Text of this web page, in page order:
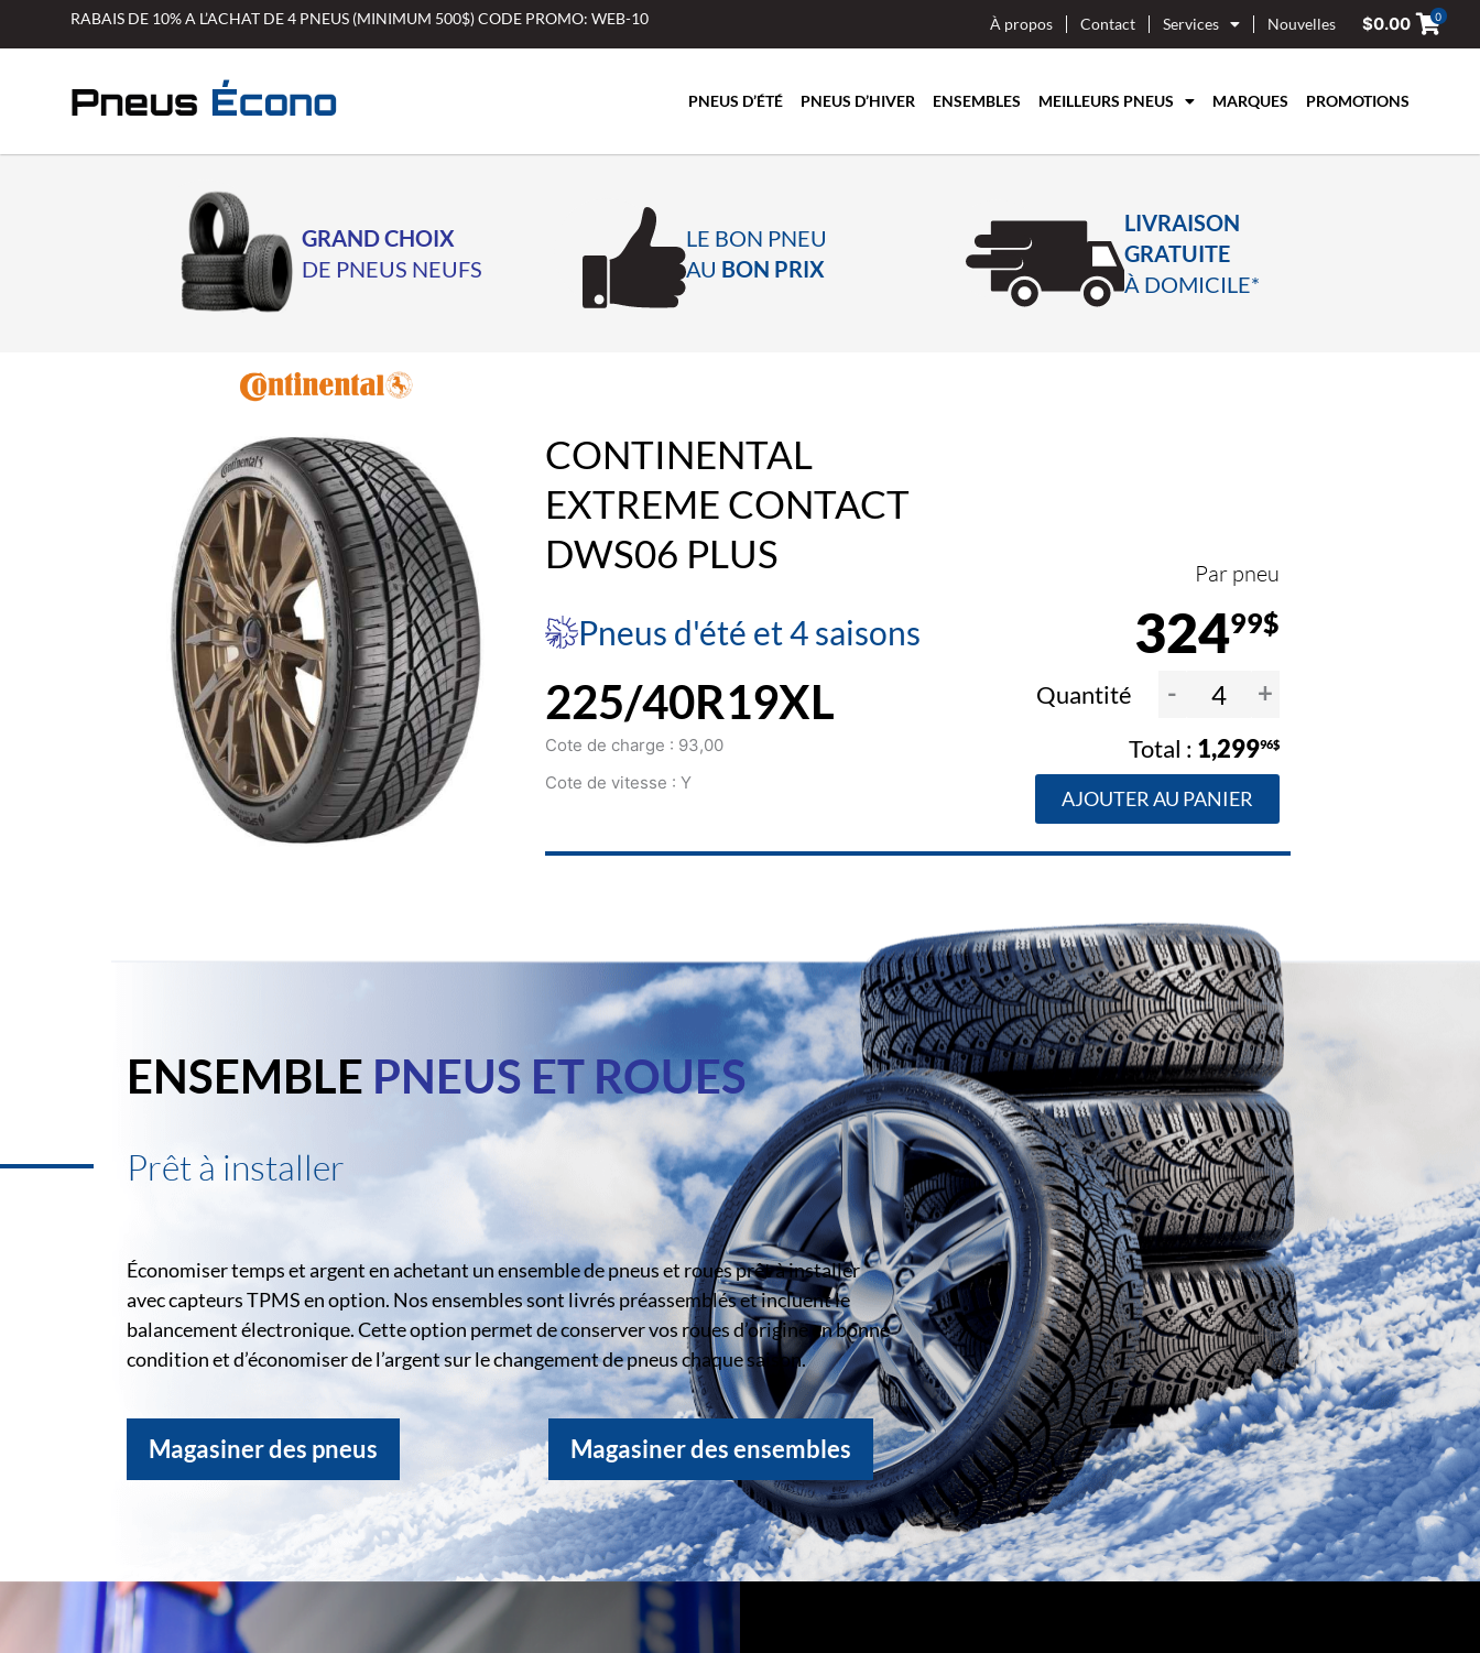
RABAIS DE 10% A L’ACHAT DE 4 PNEUS (MINIMUM 500$) CODE PROMO: WEB-10 À propos Contact Services Nouvelles $0.00 0
PNEUS D’ÉTÉ PNEUS D’HIVER ENSEMBLES MEILLEURS PNEUS MARQUES PROMOTIONS
GRAND CHOIX
DE PNEUS NEUFS
LE BON PNEU
AU BON PRIX
LIVRAISON
GRATUITE
À DOMICILE*
CONTINENTAL
EXTREME CONTACT
DWS06 PLUS
Pneus d'été et 4 saisons
Par pneu
32499$
225/40R19XL
Cote de charge : 93,00
Cote de vitesse : Y
Quantité - +
1,29996$
AJOUTER AU PANIER
ENSEMBLE PNEUS ET ROUES
Prêt à installer
Économiser temps et argent en achetant un ensemble de pneus et roues prêt à installer
avec capteurs TPMS en option. Nos ensembles sont livrés préassemblés et incluent le
balancement électronique. Cette option permet de conserver vos roues d’origine en bonne
condition et d’économiser de l’argent sur le changement de pneus chaque saison.
Magasiner des pneus Magasiner des ensembles